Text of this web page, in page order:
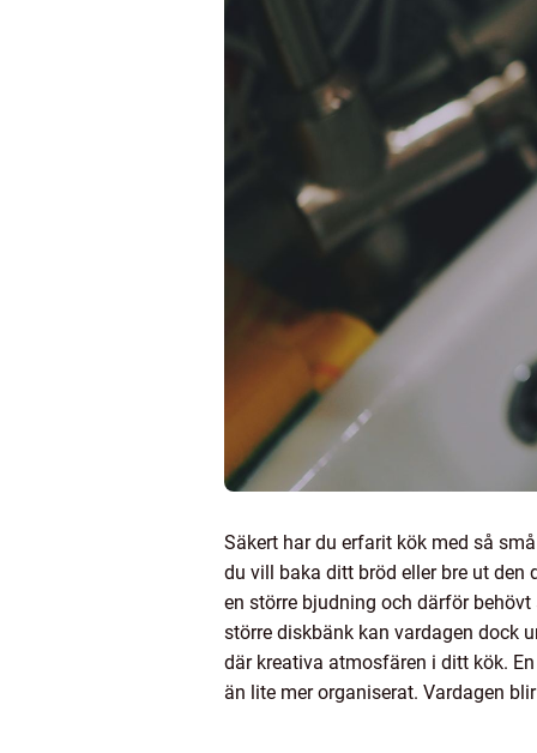
Säkert har du erfarit kök med så
du vill baka ditt bröd eller bre ut
en större bjudning och därför
större diskbänk kan vardagen dock
där kreativa atmosfären i ditt kök.
än lite mer organiserat. Vardagen